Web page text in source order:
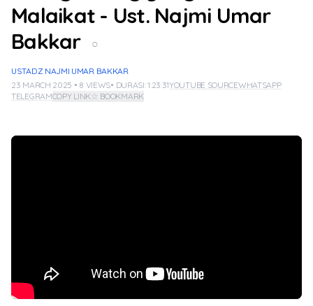
Malaikat - Ust. Najmi Umar
Bakkar
○
USTADZ NAJMI UMAR BAKKAR
23 MARCH 2025 • 8 VIEWS• DURASI: 1:23:31YOUTUBE SOURCEWHATSAPP
TELEGRAMCOPY LINK☆ BOOKMARK